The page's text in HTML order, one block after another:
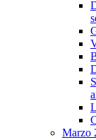
Marzo